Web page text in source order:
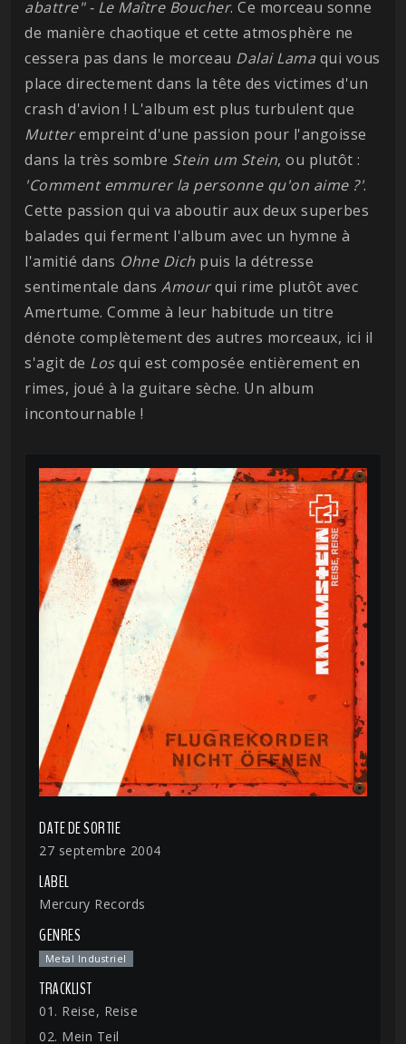
abattre" - Le Maître Boucher. Ce morceau sonne
de manière chaotique et cette atmosphère ne
cessera pas dans le morceau Dalai Lama qui vous
place directement dans la tête des victimes d'un
crash d'avion ! L'album est plus turbulent que
Mutterempreint d'une passion pour l'angoisse
dans la très sombre Stein um Stein, ou plutôt :
'Comment emmurer la personne qu'on aime ?'.
Cette passion qui va aboutir aux deux superbes
balades qui ferment l'album avec un hymne à
l'amitié dans Ohne Dich puis la détresse
sentimentale dans Amourqui rime plutôt avec
Amertume. Comme à leur habitude un titre
dénote complètement des autres morceaux, ici il
s'agit de Losqui est composée entièrement en
rimes, joué à la guitare sèche. Un album
incontournable !
DATE DE SORTIE
27 septembre 2004
LABEL
Mercury Records
GENRES
Metal Industriel
TRACKLIST
01. Reise, Reise
02. Mein Teil